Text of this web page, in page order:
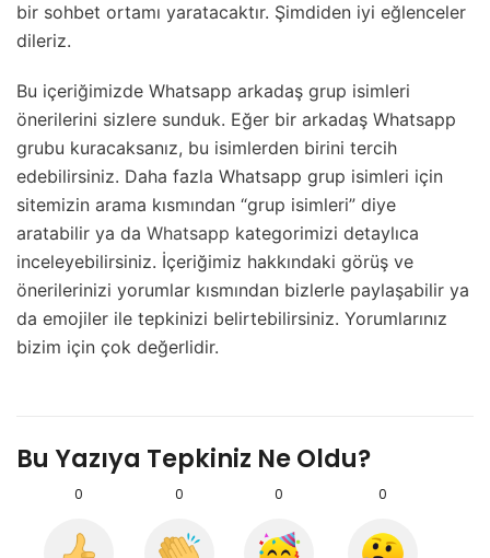
bir sohbet ortamı yaratacaktır. Şimdiden iyi eğlenceler
dileriz.
Bu içeriğimizde Whatsapp arkadaş grup isimleri
önerilerini sizlere sunduk. Eğer bir arkadaş Whatsapp
grubu kuracaksanız, bu isimlerden birini tercih
edebilirsiniz. Daha fazla Whatsapp grup isimleri için
sitemizin arama kısmından “grup isimleri” diye
aratabilir ya da Whatsapp kategorimizi detaylıca
inceleyebilirsiniz. İçeriğimiz hakkındaki görüş ve
önerilerinizi yorumlar kısmından bizlerle paylaşabilir ya
da emojiler ile tepkinizi belirtebilirsiniz. Yorumlarınız
bizim için çok değerlidir.
Bu Yazıya Tepkiniz Ne Oldu?
0 0 0 0